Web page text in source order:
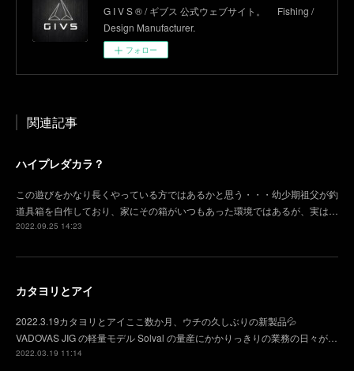
G I V S ® / ギブス 公式ウェブサイト。 Fishing /
Design Manufacturer.
フォロー
関連記事
ハイプレダカラ？
この遊びをかなり長くやっている方ではあるかと思う・・・幼少期祖父が釣
道具箱を自作しており、家にその箱がいつもあった環境ではあるが、実は…
2022.09.25 14:23
カタヨリとアイ
2022.3.19カタヨリとアイここ数か月、ウチの久しぶりの新製品💦
VADOVAS JIG の軽量モデル Solval の量産にかかりっきりの業務の日々が…
2022.03.19 11:14